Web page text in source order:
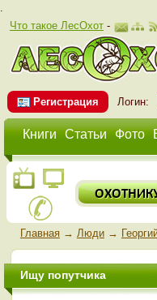
.
Что такое ЛесОхот-
Регистрация Логин:
Книги Статьи Фото
Главная→ Люди→
Ищу попутчика